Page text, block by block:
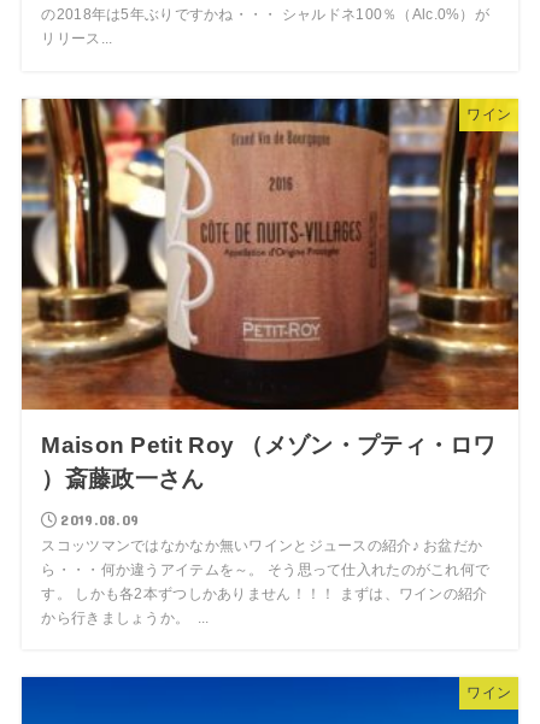
の2018年は5年ぶりですかね・・・ シャルドネ100％（Alc.0%）が
リリース...
ワイン
Maison Petit Roy （メゾン・プティ・ロワ
）斎藤政一さん
2019.08.09
スコッツマンではなかなか無いワインとジュースの紹介♪ お盆だか
ら・・・何か違うアイテムを～。 そう思って仕入れたのがこれ何で
す。 しかも各2本ずつしかありません！！！ まずは、ワインの紹介
から行きましょうか。 ...
ワイン